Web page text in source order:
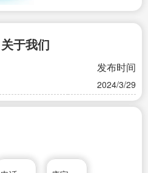
于我们
发布时间
2024/3/29